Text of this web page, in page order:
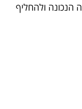
הנכונה ולהחליף